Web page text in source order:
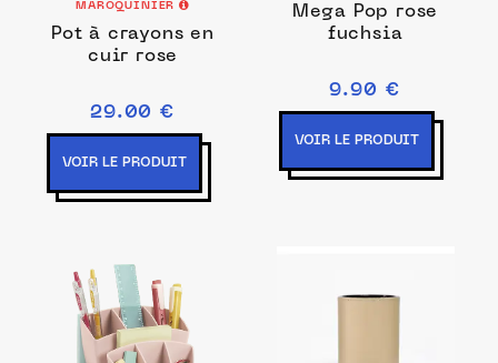
MAROQUINIER
Pot à crayons en
cuir rose
29.00 €
VOIR LE PRODUIT
Mega Pop rose
fuchsia
9.90 €
VOIR LE PRODUIT